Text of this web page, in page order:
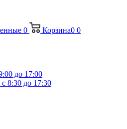
0 Корзина0 0
до 17:00
8:30 до 17:30